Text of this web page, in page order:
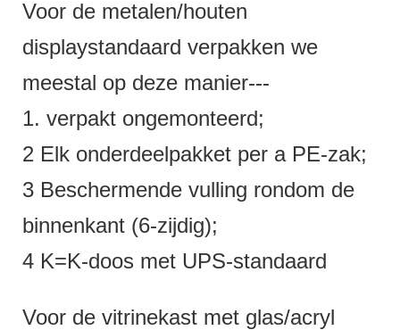
Voor de metalen/houten
displaystandaard verpakken we
meestal op deze manier---
1. verpakt ongemonteerd;
2 Elk onderdeelpakket per a PE-zak;
3 Beschermende vulling rondom de
binnenkant (6-zijdig);
4 K=K-doos met UPS-standaard
Voor de vitrinekast met glas/acryl